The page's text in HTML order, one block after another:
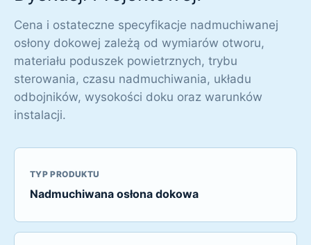
Cena i ostateczne specyfikacje nadmuchiwanej
osłony dokowej zależą od wymiarów otworu,
materiału poduszek powietrznych, trybu
sterowania, czasu nadmuchiwania, układu
odbojników, wysokości doku oraz warunków
instalacji.
TYP PRODUKTU
Nadmuchiwana osłona dokowa